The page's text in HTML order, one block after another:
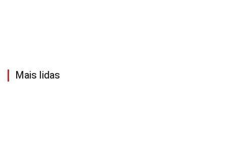
Mais lidas